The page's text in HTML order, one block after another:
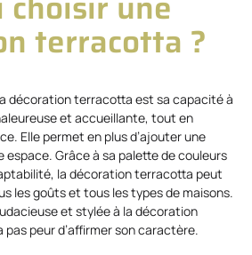
terracotta ?
décoration terracotta est sa capacité à
et accueillante, tout en
Elle permet en plus d’ajouter une
Grâce à sa palette de couleurs
la décoration terracotta peut
les goûts et tous les types de maisons.
et stylée à la décoration
pas peur d’affirmer son caractère.